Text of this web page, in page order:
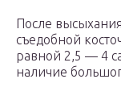
После
съедобной
равной 2,5 — 4
наличие